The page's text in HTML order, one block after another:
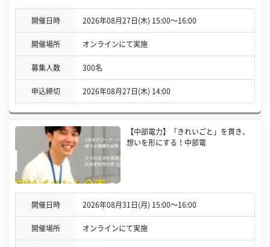
開催日時 2026年08月27日(木) 15:00〜16:00
開催場所 オンラインにて実施
募集人数 300名
申込締切 2026年08月27日(木) 14:00
【中部電力】「きれいごと」を貫き、
想いを形にする！中部電
開催日時 2026年08月31日(月) 15:00〜16:00
開催場所 オンラインにて実施